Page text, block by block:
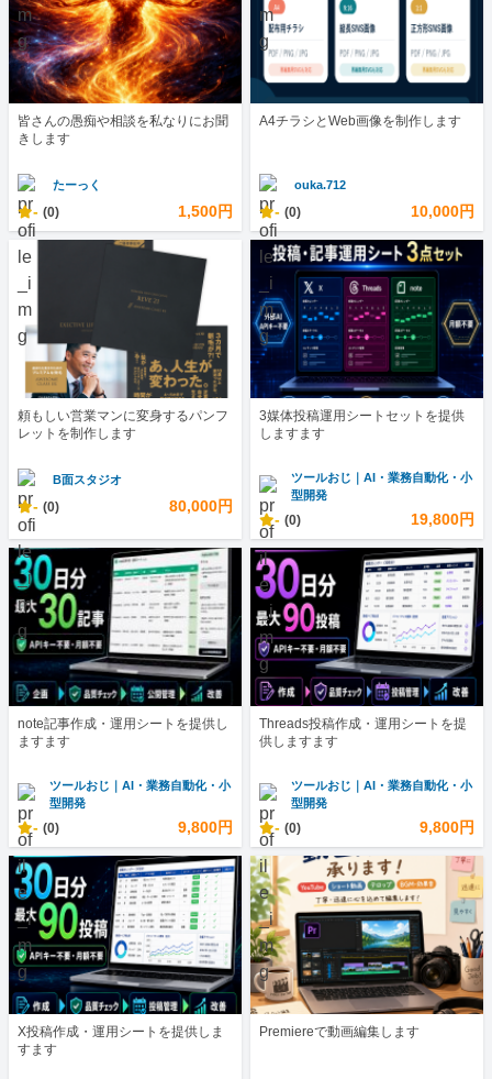
皆さんの愚痴や相談を私なりにお聞
きします
たーっく
- (0) 1,500円
A4チラシとWeb画像を制作します
ouka.712
- (0) 10,000円
頼もしい営業マンに変身するパンフ
レットを制作します
B面スタジオ
- (0) 80,000円
3媒体投稿運用シートセットを提供
しますます
ツールおじ｜AI・業務自動化・小
型開発
- (0) 19,800円
note記事作成・運用シートを提供し
ますます
ツールおじ｜AI・業務自動化・小
型開発
- (0) 9,800円
Threads投稿作成・運用シートを提
供しますます
ツールおじ｜AI・業務自動化・小
型開発
- (0) 9,800円
X投稿作成・運用シートを提供しま
すます
Premiereで動画編集します